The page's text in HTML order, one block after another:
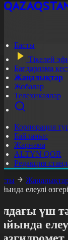
Басты
Тікелей
Бағдарлама
Жаңалықтар
Жобалар
Телехикаялар
Корпорация
Байланыс
Жарнама
ALTYN QOR
Редакция
елеулі
үш